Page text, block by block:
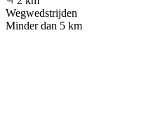
Wegwedstrijden
Minder dan 5 km